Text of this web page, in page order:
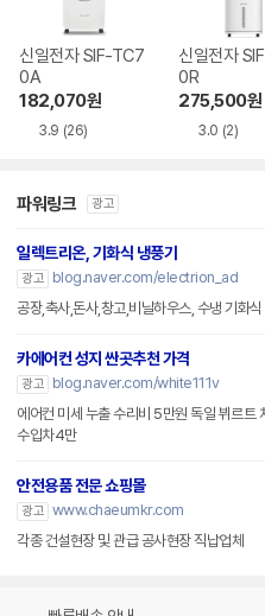
신일전자 SIF-TC7
0A
182,070원
3.9 (26)
신일전자
0R
275,500원
3.0 (2)
파워링크 광고
일렉트리온, 기화식 냉풍기
광고
blog.naver.com/electrion_ad
공장,축사,돈사,창고,비닐하우스, 수냉 기화
카에어컨 성지 싼곳추천 가격
광고
blog.naver.com/white111v
에어컨 미세 누출 수리비 5만원 독일 뷔르트
수입차4만
안전용품 전문 쇼핑몰
광고 www.chaeumkr.com
각종 건설현장 및 관급 공사현장 직납업체